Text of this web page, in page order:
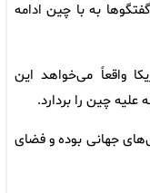
به با چین ادامه
واقعاً می‌خواهد این
چین را بردارد.
جهانی بوده و فضای